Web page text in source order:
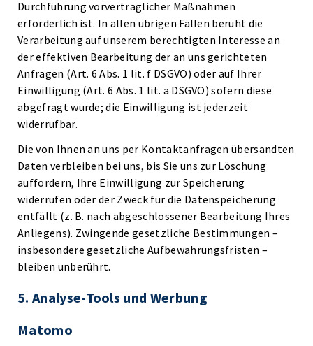
Durchführung vorvertraglicher Maßnahmen
erforderlich ist. In allen übrigen Fällen beruht die
Verarbeitung auf unserem berechtigten Interesse an
der effektiven Bearbeitung der an uns gerichteten
Anfragen (Art. 6 Abs. 1 lit. f DSGVO) oder auf Ihrer
Einwilligung (Art. 6 Abs. 1 lit. a DSGVO) sofern diese
abgefragt wurde; die Einwilligung ist jederzeit
widerrufbar.
Die von Ihnen an uns per Kontaktanfragen übersandten
Daten verbleiben bei uns, bis Sie uns zur Löschung
auffordern, Ihre Einwilligung zur Speicherung
widerrufen oder der Zweck für die Datenspeicherung
entfällt (z. B. nach abgeschlossener Bearbeitung Ihres
Anliegens). Zwingende gesetzliche Bestimmungen –
insbesondere gesetzliche Aufbewahrungsfristen –
bleiben unberührt.
5. Analyse-Tools und Werbung
Matomo